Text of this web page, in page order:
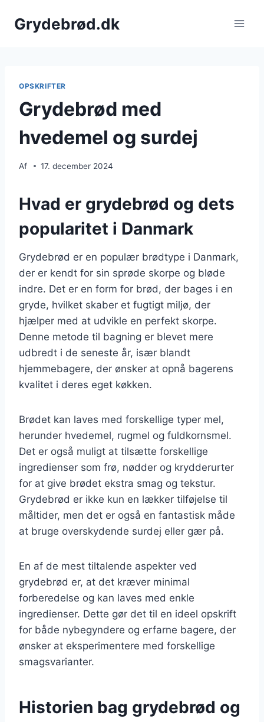
Grydebrød.dk
OPSKRIFTER
Grydebrød med
hvedemel og surdej
Af 17. december 2024
Hvad er grydebrød og dets
popularitet i Danmark
Grydebrød er en populær brødtype i Danmark,
der er kendt for sin sprøde skorpe og bløde
indre. Det er en form for brød, der bages i en
gryde, hvilket skaber et fugtigt miljø, der
hjælper med at udvikle en perfekt skorpe.
Denne metode til bagning er blevet mere
udbredt i de seneste år, især blandt
hjemmebagere, der ønsker at opnå bagerens
kvalitet i deres eget køkken.
Brødet kan laves med forskellige typer mel,
herunder hvedemel, rugmel og fuldkornsmel.
Det er også muligt at tilsætte forskellige
ingredienser som frø, nødder og krydderurter
for at give brødet ekstra smag og tekstur.
Grydebrød er ikke kun en lækker tilføjelse til
måltider, men det er også en fantastisk måde
at bruge overskydende surdej eller gær på.
En af de mest tiltalende aspekter ved
grydebrød er, at det kræver minimal
forberedelse og kan laves med enkle
ingredienser. Dette gør det til en ideel opskrift
for både nybegyndere og erfarne bagere, der
ønsker at eksperimentere med forskellige
smagsvarianter.
Historien bag grydebrød og